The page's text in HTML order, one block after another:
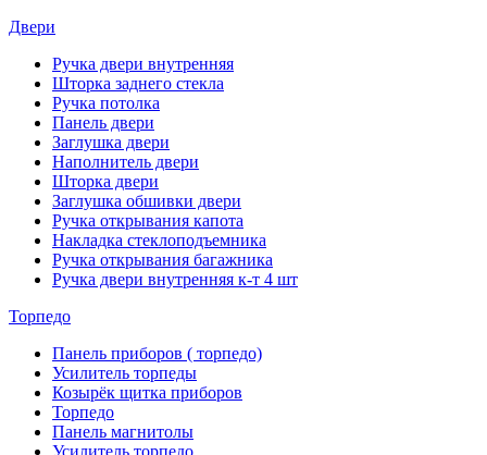
Двери
Ручка двери внутренняя
Шторка заднего стекла
Ручка потолка
Панель двери
Заглушка двери
Наполнитель двери
Шторка двери
Заглушка обшивки двери
Ручка открывания капота
Накладка стеклоподъемника
Ручка открывания багажника
Ручка двери внутренняя к-т 4 шт
Торпедо
Панель приборов ( торпедо)
Усилитель торпеды
Козырёк щитка приборов
Торпедо
Панель магнитолы
Усилитель торпедо